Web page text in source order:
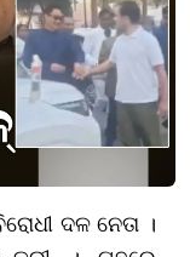
ଦଳ ନେତା ।